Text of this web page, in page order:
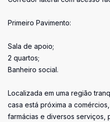
Primeiro Pavimento:
Sala de apoio;
2 quartos;
Banheiro social.
Localizada em uma região
casa está próxima a
farmácias e diversos serviços,